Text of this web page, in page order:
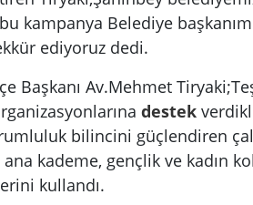
kampanya Belediye
ediyoruz dedi.
Başkanı Av.Mehmet
destek
bilincini güçlendiren
kademe, gençlik ve kadın
kullandı.